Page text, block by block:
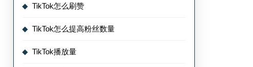
TikTok怎么刷赞
TikTok怎么提高粉丝数量
TikTok播放量